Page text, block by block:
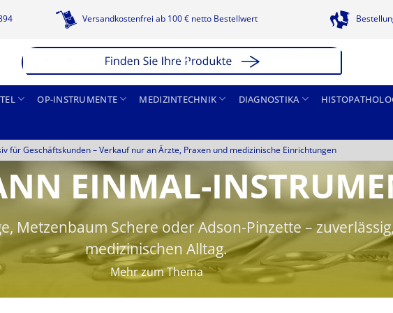
Versandkostenfrei ab 100 € netto Bestellwert
OP-INSTRUMENTE MEDIZINTECHNIK DIAGNOSTIKA
für Geschäftskunden –Verkauf nur an Ärzte, Praxen und medizinische Einrichtungen
EINMAL-
Metzenbaum Schere oder Adson-Pinzette –
medizinischen Alltag.
Mehr zum Thema